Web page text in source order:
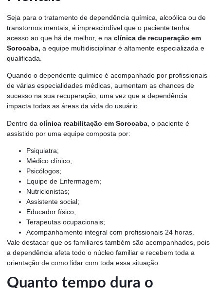
Seja para o tratamento de dependência química, alcoólica ou de
transtornos mentais, é imprescindível que o paciente tenha
acesso ao que há de melhor, e na clínica de recuperação em
Sorocaba, a equipe multidisciplinar é altamente especializada e
qualificada.
Quando o dependente químico é acompanhado por profissionais
de várias especialidades médicas, aumentam as chances de
sucesso na sua recuperação, uma vez que a dependência
impacta todas as áreas da vida do usuário.
Dentro da clínica reabilitação em Sorocaba , o paciente é
assistido por uma equipe composta por:
Psiquiatra;
Médico clínico;
Psicólogos;
Equipe de Enfermagem;
Nutricionistas;
Assistente social;
Educador físico;
Terapeutas ocupacionais;
Acompanhamento integral com profissionais 24 horas.
Vale destacar que os familiares também são acompanhados, pois
a dependência afeta todo o núcleo familiar e recebem toda a
orientação de como lidar com toda essa situação.
Quanto tempo dura o